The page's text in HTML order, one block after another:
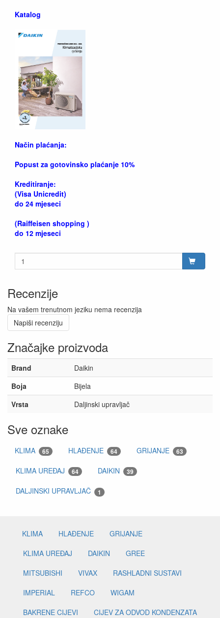
Katalog
Način plaćanja:
Popust za gotovinsko plaćanje 10%
Kreditiranje:
(Visa Unicredit)
do 24 mjeseci
(Raiffeisen shopping )
do 12 mjeseci
Recenzije
Na vašem trenutnom jeziku nema recenzija
Napiši recenziju
Značajke proizvoda
Brand
Daikin
Boja
Bijela
Vrsta
Daljinski upravljač
Sve oznake
KLIMA 65 HLAĐENJE 64 GRIJANJE 63
KLIMA UREĐAJ 64 DAIKIN 39
DALJINSKI UPRAVLJAČ 1
KLIMA HLAĐENJE
GRIJANJE
KLIMA UREĐAJ
DAIKIN
GREE
MITSUBISHI
VIVAX
RASHLADNI SUSTAVI
IMPERIAL
REFCO
WIGAM
BAKRENE CIJEVI
CIJEV ZA ODVOD KONDENZATA